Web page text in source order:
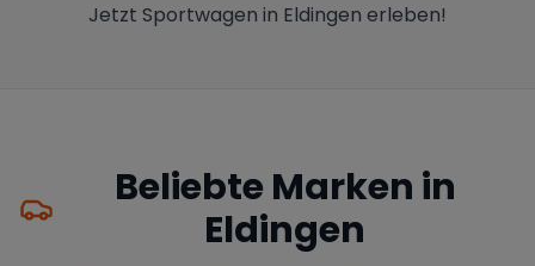
Jetzt Sportwagen in Eldingen erleben!
Beliebte Marken in
Eldingen